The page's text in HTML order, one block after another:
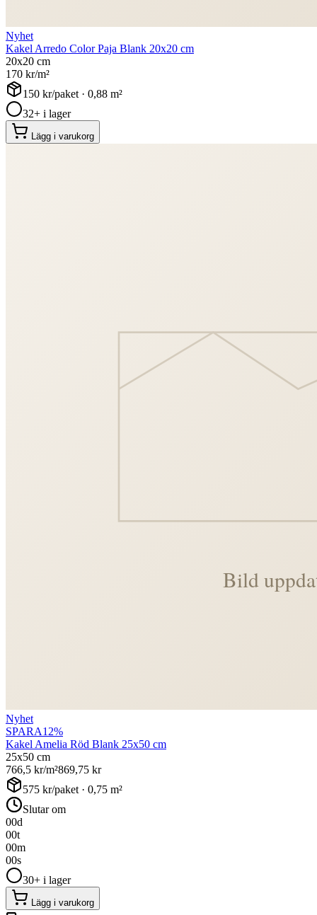
Nyhet
Kakel Arredo Color Paja Blank 20x20 cm
20x20 cm
170 kr/m²
150 kr/paket · 0,88 m²
32+ i lager
Lägg i varukorg
Nyhet
SPARA12%
Kakel Amelia Röd Blank 25x50 cm
25x50 cm
766,5 kr/m²869,75 kr
575 kr/paket · 0,75 m²
Slutar om
00d
00t
00m
00s
30+ i lager
Lägg i varukorg